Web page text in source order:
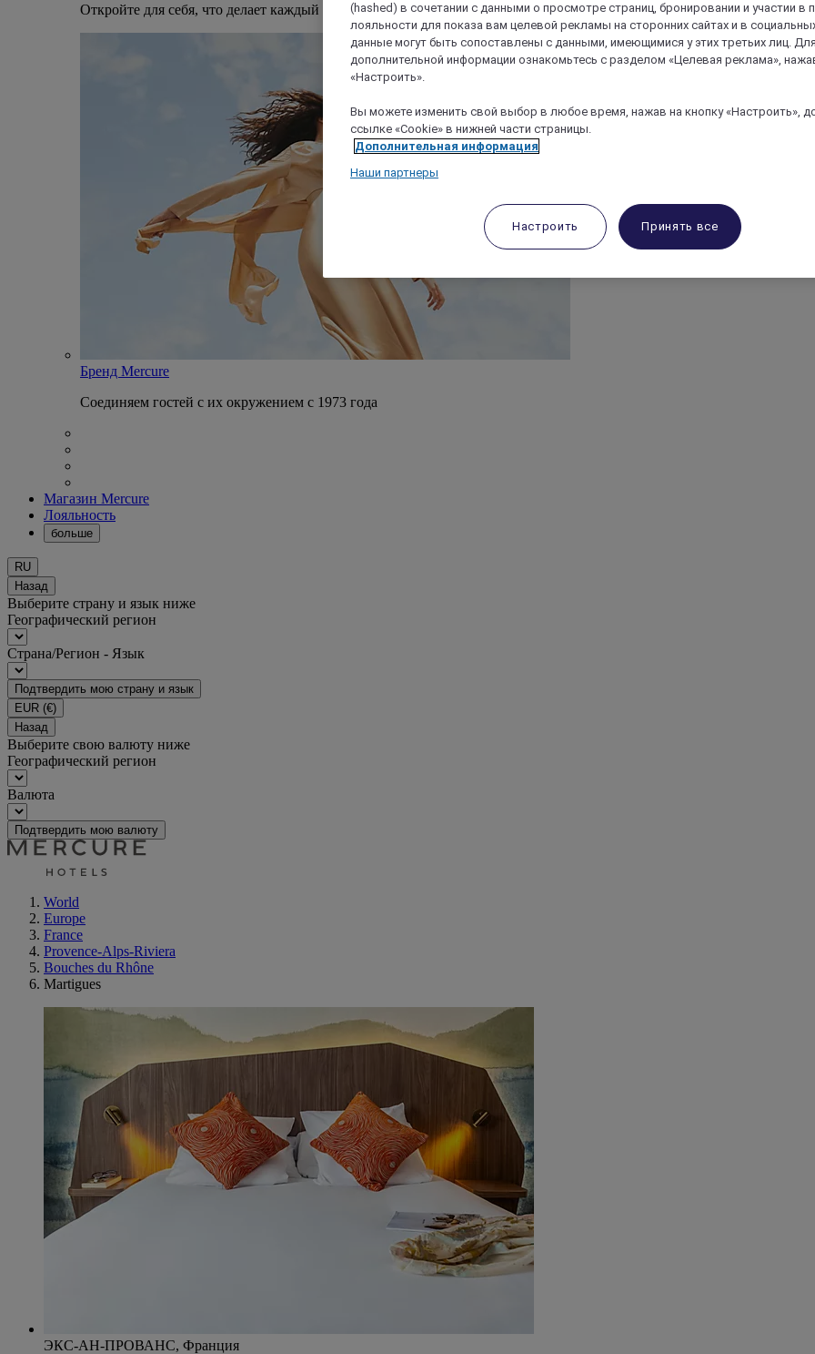
Откройте для себя, что делает каждый отель Mercure и пребывание в нем уникальным
Бренд Mercure
Соединяем гостей с их окружением с 1973 года
Магазин Mercure
Лояльность
больше
RU
Назад
Выберите страну и язык ниже
Географический регион
Страна/Регион - Язык
Подтвердить мою страну и язык
EUR (€)
Назад
Выберите свою валюту ниже
Географический регион
Валюта
Подтвердить мою валюту
World
Europe
France
Provence-Alps-Riviera
Bouches du Rhône
Martigues
ЭКС-АН-ПРОВАНС, Франция
(hashed) в сочетании с данными о просмотре страниц, бронировании и участии в
лояльности для показа вам целевой рекламы на сторонних сайтах и в
данные могут быть сопоставлены с данными, имеющимися у этих третьих лиц.
дополнительной информации ознакомьтесь с разделом «Целевая реклама»,
«Настроить».
Вы можете изменить свой выбор в любое время, нажав на кнопку «Настроить»,
ссылке «Cookie» в нижней части страницы.
Дополнительная информация
Наши партнеры
Настроить Принять все